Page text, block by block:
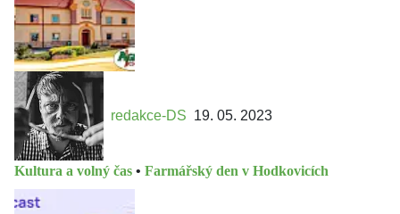
redakce-DS 19. 05. 2023
Kultura a volný čas • Farmářský den v Hodkovicích